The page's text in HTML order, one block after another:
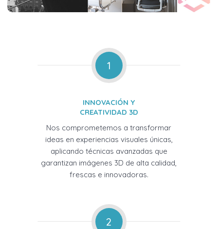
1
INNOVACIÓN Y
CREATIVIDAD 3D
Nos comprometemos a transformar
ideas en experiencias visuales únicas,
aplicando técnicas avanzadas que
garantizan imágenes 3D de alta calidad,
frescas e innovadoras.
2